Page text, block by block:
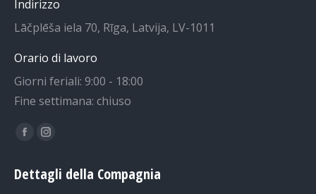
Indirizzo
Lāčplēša iela 70, Rīga, Latvija, LV-1011
Orario di lavoro
Giorni feriali: 9:00 - 18:00
Fine settimana: chiuso
Trovateci su:
La
Facebook
La
Instagram
Dettagli della Compagnia